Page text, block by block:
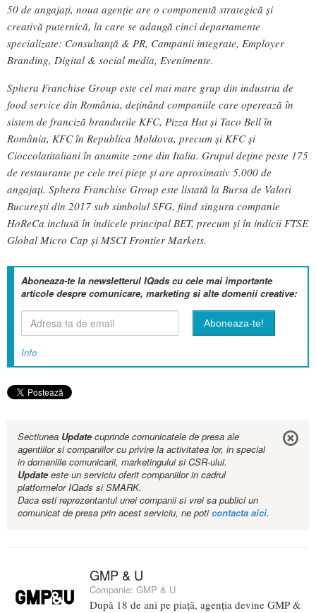
50 de angajați, noua agenție are o componentă strategică și
creativă puternică, la care se adaugă cinci departamente
specializate: Consultanță & PR, Campanii integrate, Employer
Branding, Digital & social media, Evenimente.
Sphera Franchise Group este cel mai mare grup din industria de
food service din România, deținând companiile care operează în
sistem de franciză brandurile KFC, Pizza Hut și Taco Bell în
România, KFC în Republica Moldova, precum și KFC și
Cioccolatitaliani în anumite zone din Italia. Grupul deține peste 175
de restaurante pe cele trei piețe și are aproximativ 5.000 de
angajați. Sphera Franchise Group este listată la Bursa de Valori
București din 2017 sub simbolul SFG, fiind singura companie
HoReCa inclusă în indicele principal BET, precum și în indicii FTSE
Global Micro Cap și MSCI Frontier Markets.
Aboneaza-te la newsletterul IQads cu cele mai importante
articole despre comunicare, marketing si alte domenii creative:
Info
Sectiunea Updatecuprinde comunicatele de presa ale
agentiilor si companiilor cu privire la activitatea lor, in special
in domeniile comunicarii, marketingului si CSR-ului.
Updateeste un serviciu oferit companiilor in cadrul
platformelor IQads si SMARK.
Daca esti reprezentantul unei companii si vrei sa publici un
comunicat de presa prin acest serviciu, ne poticontacta aici.
GMP & U
Companie: GMP & U
După 18 de ani pe piață, agenția devine GMP &